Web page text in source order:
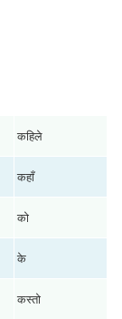
कहिले
कहाँ
को
के
कस्तो